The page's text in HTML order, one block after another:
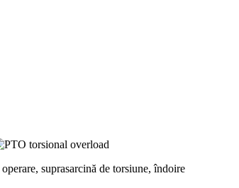
suprasarcină de torsiune, îndoire